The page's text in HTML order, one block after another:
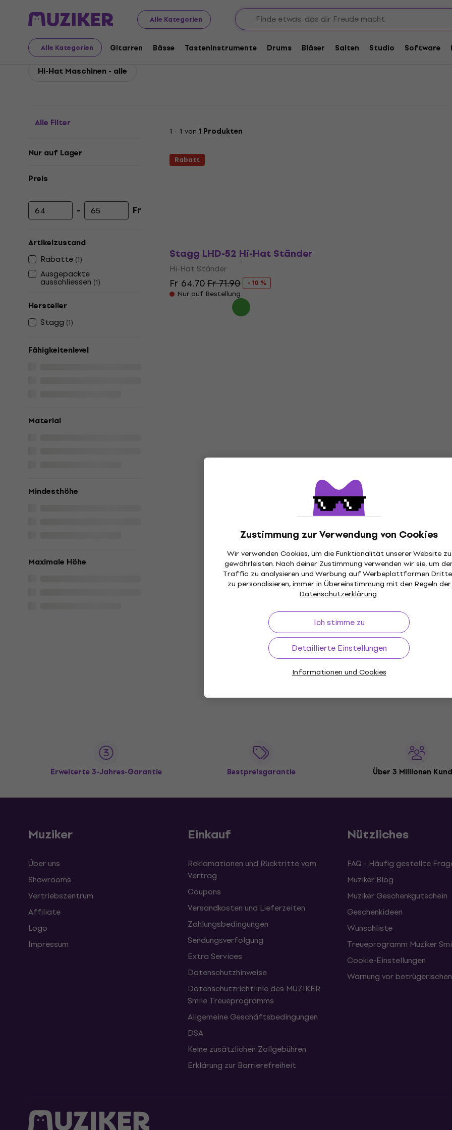
Alle Kategorien
Alle Kategorien Gitarren Bässe Tasteninstrumente Drums Bläser Saiten Studio Software
Zustimmung zur Verwendung von Cookies
Wir verwenden Cookies, um die Funktionalität unserer Website zu
gewährleisten. Nach deiner Zustimmung verwenden wir sie, um
Traffic zu analysieren und Werbung auf Werbeplattformen
zu personalisieren, immer in Übereinstimmung mit den Regeln der
Datenschutzerklärung.
Ich stimme zu
Detaillierte Einstellungen
Informationen und Cookies
Stagg Drums Hardware für Drums Stagg Hi-Hat Maschinen
Stagg Hi-Hat Maschinen
Hi-Hat Maschinen - alle
Alle Filter
Nur auf Lager
Preis
Mindestpreis
- HöchstpreisFr
Artikelzustand
Rabatte (1)
Ausgepackte
ausschliessen (1)
Hersteller
Stagg (1)
Fähigkeitenlevel
Material
Mindesthöhe
Maximale Höhe
1 - 1 von 1 Produkten
Rabatt
Stagg LHD-52 Hi-Hat Ständer
Hi-Hat Ständer
Fr 64.70Fr 71.90
- 10 %
Nur auf Bestellung
Erweiterte 3-Jahres-Garantie Bestpreisgarantie Über 3 Millionen
Muziker
Über uns
Showrooms
Vertriebszentrum
Affiliate
Logo
Impressum
Einkauf
Reklamationen und Rücktritte vom
Vertrag
Coupons
Versandkosten und Lieferzeiten
Zahlungsbedingungen
Sendungsverfolgung
Extra Services
Datenschutzhinweise
Datenschutzrichtlinie des MUZIKER
Smile Treueprogramms
Allgemeine Geschäftsbedingungen
DSA
Keine zusätzlichen Zollgebühren
Erklärung zur Barrierefreiheit
Nützliches
FAQ - Häufig gestellte
Muziker Blog
Muziker Geschenkgutschein
Geschenkideen
Wunschliste
Treueprogramm Muziker
Cookie-Einstellungen
Warnung vor